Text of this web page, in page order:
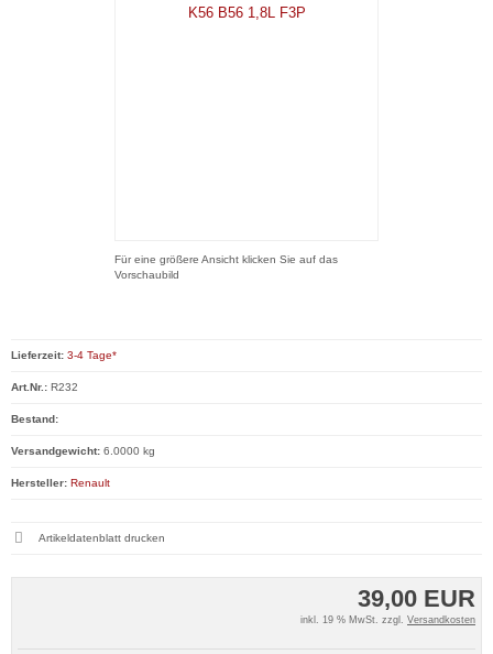
Für eine größere Ansicht klicken Sie auf das
Vorschaubild
39,00 EUR
inkl. 19 % MwSt. zzgl. Versandkosten
Lieferzeit: 3-4 Tage*
Art.Nr.: R232
Bestand:
Versandgewicht: 6.0000 kg
Hersteller: Renault
Artikeldatenblatt drucken